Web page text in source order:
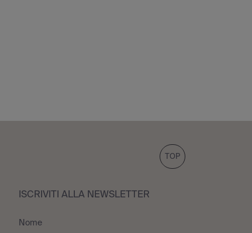
TOP
ISCRIVITI ALLA NEWSLETTER